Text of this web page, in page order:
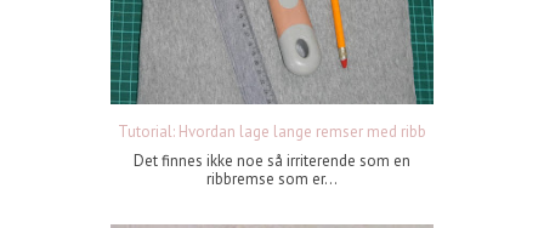
Tutorial: Hvordan lage lange remser med ribb
Det finnes ikke noe så irriterende som en
ribbremse som er...